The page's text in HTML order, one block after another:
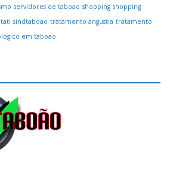
servidores de taboao shopping shopping
sindtaboao tratamento angustia tratamento
em taboao